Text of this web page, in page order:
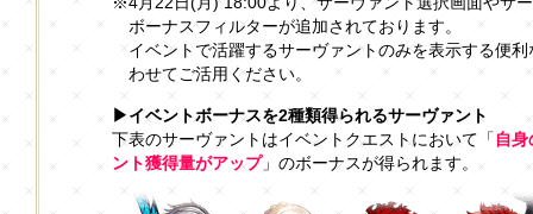
ボーナスフィルターが追加されております。
イベントで活躍するサーヴァントのみを表示する便
わせてご活用ください。
▶イベントボーナスを2種類得られるサーヴァント
下表のサーヴァントはイベントクエストにおいて「自
ント獲得量がアップ」のボーナスが得られます。